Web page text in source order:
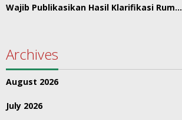
Wajib Publikasikan Hasil Klarifikasi Rum…
Archives
August 2026
July 2026